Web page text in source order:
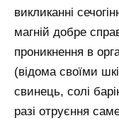
викликанні
магній добре
проникнення в
(відома своїми
свинець, солі
разі отруєння